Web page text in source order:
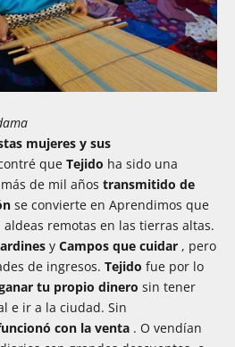
mujeres y sus
que Tejido ha sido una
de mil años transmitido de
se convierte en Aprendimos que
remotas en las tierras altas.
y Campos que cuidar , pero
de ingresos. Tejido fue por lo
tu propio dinero sin tener
e ir a la ciudad. Sin
con la venta . O vendían